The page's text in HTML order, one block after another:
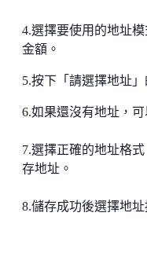
4.選擇要使用的地址
金額。
5.按下「請選擇地址
6.如果還沒有地址，
7.選擇正確的地址格
存地址。
8.儲存成功後選擇地